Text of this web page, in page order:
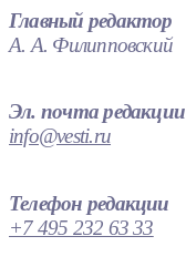
Главный редактор
А. А. Филипповский
Эл. почта редакции
info@vesti.ru
Телефон редакции
+7 495 232 63 33